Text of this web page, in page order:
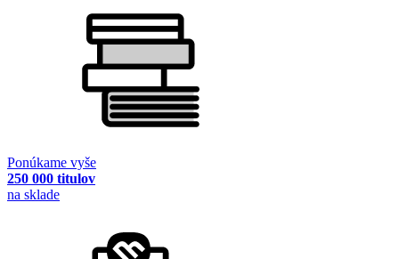
Ponúkame vyše
250 000 titulov
na sklade